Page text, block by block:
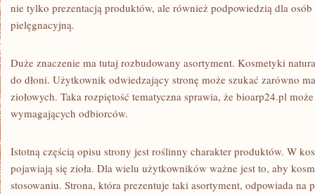
nie tylko prezentacją produktów, ale również podpowiedzią dla osób
pielęgnacyjną.
Duże znaczenie ma tutaj rozbudowany asortyment. Kosmetyki
do dłoni. Użytkownik odwiedzający stronę może szukać zarówno
ziołowych. Taka rozpiętość tematyczna sprawia, że bioarp24.pl
wymagających odbiorców.
Istotną częścią opisu strony jest roślinny charakter produktów. W
pojawiają się zioła. Dla wielu użytkowników ważne jest to, aby
stosowaniu. Strona, która prezentuje taki asortyment, odpowiada na